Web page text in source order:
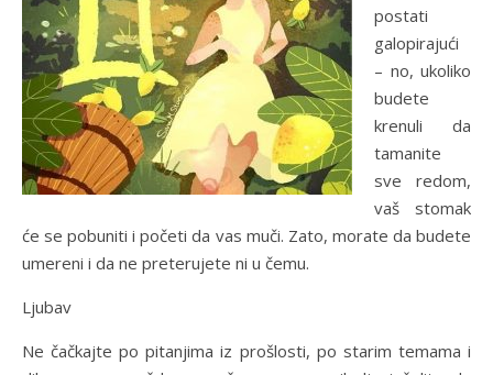
postati
galopirajući
– no, ukoliko
budete
krenuli da
tamanite
sve redom,
vaš stomak
će se pobuniti i početi da vas muči. Zato, morate da budete
umereni i da ne preterujete ni u čemu.
Ljubav
Ne čačkajte po pitanjima iz prošlosti, po starim temama i